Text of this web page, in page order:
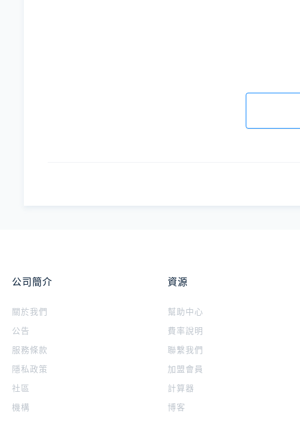
公司簡介
關於我們
公告
服務條款
隱私政策
社區
機構
資源
幫助中心
費率說明
聯繫我們
加盟會員
計算器
博客